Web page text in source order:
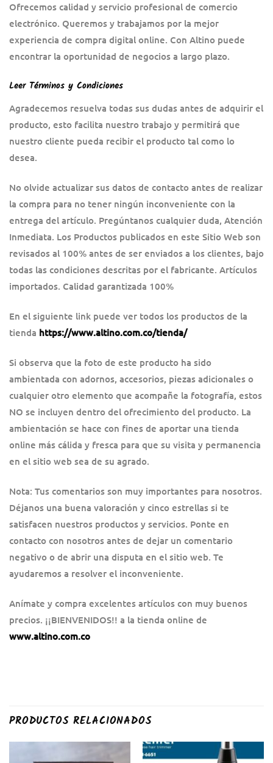
Ofrecemos calidad y servicio profesional de comercio
electrónico. Queremos y trabajamos por la mejor
experiencia de compra digital online. Con Altino puede
encontrar la oportunidad de negocios a largo plazo.
Leer Términos y Condiciones
Agradecemos resuelva todas sus dudas antes de adquirir el
producto, esto facilita nuestro trabajo y permitirá que
nuestro cliente pueda recibir el producto tal como lo
desea.
No olvide actualizar sus datos de contacto antes de realizar
la compra para no tener ningún inconveniente con la
entrega del artículo. Pregúntanos cualquier duda, Atención
Inmediata. Los Productos publicados en este Sitio Web son
revisados al 100% antes de ser enviados a los clientes, bajo
todas las condiciones descritas por el fabricante. Artículos
importados. Calidad garantizada 100%
En el siguiente link puede ver todos los productos de la
tienda https://www.altino.com.co/tienda/
Si observa que la foto de este producto ha sido
ambientada con adornos, accesorios, piezas adicionales o
cualquier otro elemento que acompañe la fotografía, estos
NO se incluyen dentro del ofrecimiento del producto. La
ambientación se hace con fines de aportar una tienda
online más cálida y fresca para que su visita y permanencia
en el sitio web sea de su agrado.
Nota: Tus comentarios son muy importantes para nosotros.
Déjanos una buena valoración y cinco estrellas si te
satisfacen nuestros productos y servicios. Ponte en
contacto con nosotros antes de dejar un comentario
negativo o de abrir una disputa en el sitio web. Te
ayudaremos a resolver el inconveniente.
Anímate y compra excelentes artículos con muy buenos
precios. ¡¡BIENVENIDOS!! a la tienda online de
www.altino.com.co
PRODUCTOS RELACIONADOS